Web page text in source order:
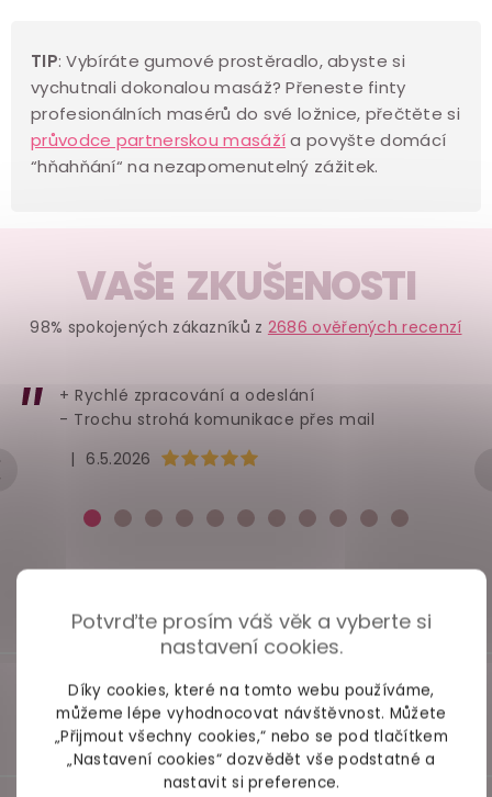
Potvrďte prosím váš věk a vyberte si
nastavení cookies.
Díky cookies, které na tomto webu používáme,
můžeme lépe vyhodnocovat návštěvnost. Můžete
„Přijmout všechny cookies,“ nebo se pod tlačítkem
„Nastavení cookies“ dozvědět vše podstatné a
nastavit si preference.
TIP: Vybíráte gumové prostěradlo, abyste si
vychutnali dokonalou masáž? Přeneste finty
profesionálních masérů do své ložnice, přečtěte si
průvodce partnerskou masážía povyšte domácí
“hňahňání“ na nezapomenutelný zážitek.
VAŠE ZKUŠENOSTI
98% spokojených zákazníků z 2686 ověřených recenzí
Hodnocení obchodu je 5 z 5 hvězdiček.
| 6.5.2026
+ Rychlé zpracování a odeslání
- Trochu strohá komunikace přes mail